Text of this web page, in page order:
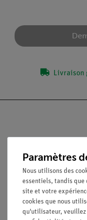
Légal
Contact
Conditions générales de
Paramètres
Nous utilisons des
essentiels, tandis que
site et votre
cookies que nous
qu'utilisateur, veuillez